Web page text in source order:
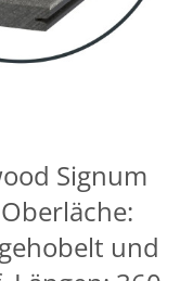
Signum
und